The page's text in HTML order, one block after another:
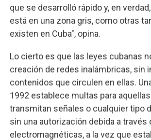
que se desarrolló rápido y, en
está en una zona gris, como otras
existen en Cuba", opina.
Lo cierto es que las leyes cubanas
creación de redes inalámbricas, sin
contenidos que circulen en ellas.
1992 establece multas para
transmitan señales o cualquier tipo
sin una autorización debida a través
electromagnéticas, a la vez que